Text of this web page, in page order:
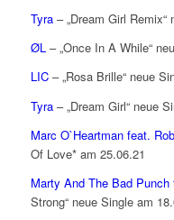
Tyra– „Dream Girl Remix“
ØL– „Once In A While“
LIC– „Rosa Brille“ neue
Tyra– „Dream Girl“ neue
Marc O`Heartman feat.
Of Love* am 25.06.21
Marty And The Bad Punch
Strong“ neue Single am